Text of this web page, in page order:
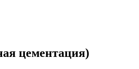
цементация)